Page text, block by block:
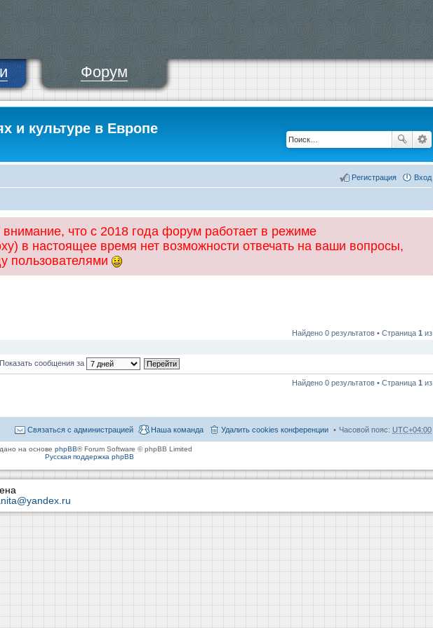
Форум
и культуре в Европе
Вход
Регистрация
что с 2018 года форум работает в режиме
в настоящее время нет возможности отвечать на ваши вопросы,
пользователями
Найдено 0 результатов • Страница 1 из
Показать сообщения за
Найдено 0 результатов • Страница 1 из
Часовой пояс: UTC+04:00
Удалить cookies конференции
Наша команда
Связаться с администрацией
на основе phpBB® Forum Software © phpBB Limited
Русская поддержка phpBB